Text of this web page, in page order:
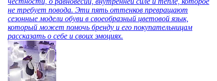
не требует повода. Эти пять оттенков превращают
сезонные модели обуви в своеобразный цветовой язык,
который может помочь бренду и его покупательницам
рассказать о себе и своих эмоциях.